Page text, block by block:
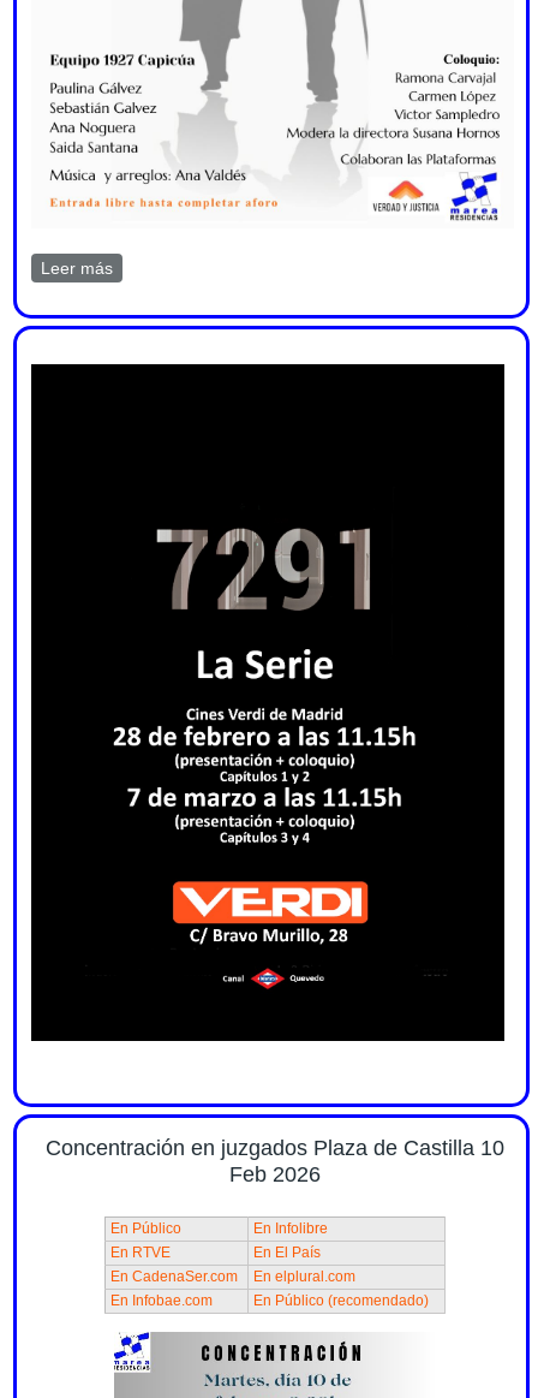
Leer mássobre Residencias: la lucha después de la pandemia.
Concentración en juzgados Plaza de Castilla 10
Feb 2026
En Público
En Infolibre
En RTVE
En El País
En CadenaSer.com
En elplural.com
En Infobae.com
En Público (recomendado)